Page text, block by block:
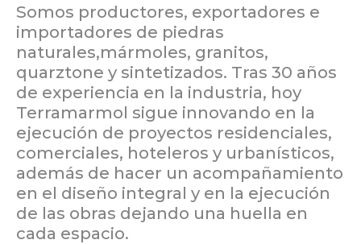
Somos productores, exportadores e
importadores de piedras
naturales,mármoles, granitos,
quarztone y sintetizados. Tras 30 años
de experiencia en la industria, hoy
Terramarmol sigue innovando en la
ejecución de proyectos residenciales,
comerciales, hoteleros y urbanísticos,
además de hacer un acompañamiento
en el diseño integral y en la ejecución
de las obras dejando una huella en
cada espacio.